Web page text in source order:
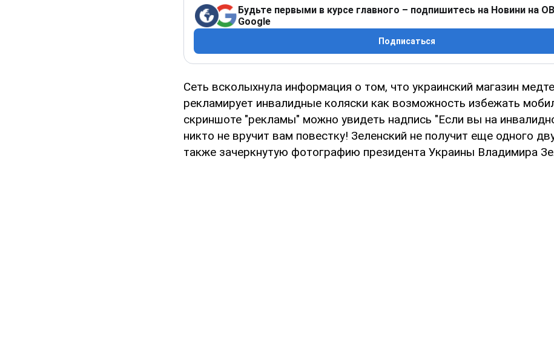
Будьте первыми в курсе главного – подпишитесь на Новини на
Google
Подписаться
Сеть всколыхнула информация о том, что украинский магазин
рекламирует инвалидные коляски как возможность избежать
скриншоте "рекламы" можно увидеть надпись "Если вы на
никто не вручит вам повестку! Зеленский не получит еще одного
также зачеркнутую фотографию президента Украины Владимира